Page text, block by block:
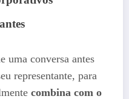
uma conversa antes
representante, para
combina com o